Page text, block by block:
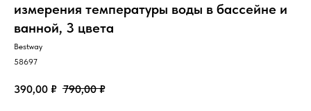
измерения температуры воды в бассейне и
ванной, 3 цвета
Bestway
58697
390,00 ₽ 790,00 ₽